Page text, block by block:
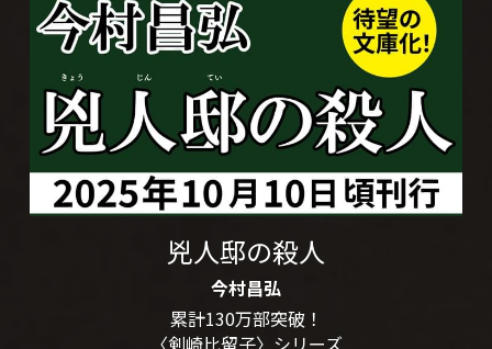
兇人邸の殺人
今村昌弘
累計130万部突破！